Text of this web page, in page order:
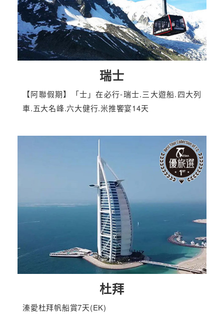
瑞士
【阿聯假期】「士」在必行-瑞士.三大遊船.四大列
車.五大名峰.六大健行.米推饗宴14天
杜拜
溱愛杜拜帆船賞7天(EK)